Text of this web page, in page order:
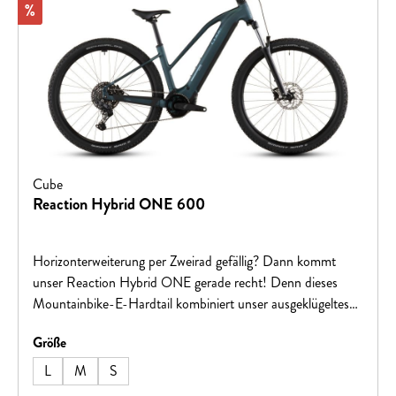
Rabatt
%
Cube
Reaction Hybrid ONE 600
Horizonterweiterung per Zweirad gefällig? Dann kommt
unser Reaction Hybrid ONE gerade recht! Denn dieses
Mountainbike-E-Hardtail kombiniert unser ausgeklügeltes
Smart System und 600 Wh PowerTube Akku. Dazu kommt
die zuverlässige, einfach bedienbare 10-fach Shimano Cues
Schaltung als Garant für geschmeidige Gangwechsel. Top
Größeauswählen
L
M
S